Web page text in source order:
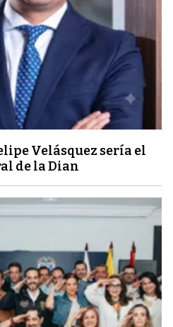
Velásquez sería el
de la Dian